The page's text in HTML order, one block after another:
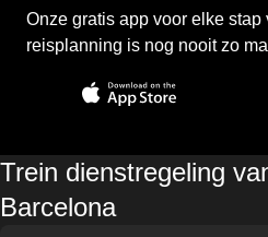
Onze gratis app voor elke
reisplanning is nog nooit zo
Trein dienstregeling
Barcelona